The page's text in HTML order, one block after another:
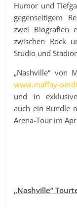
Humor und
gegenseitigem
zwei Biografien
zwischen Rock
Studio und
„Nashville“ von
www.maffay-
und in
auch ein Bundle
Arena-Tour im
„Nashville“